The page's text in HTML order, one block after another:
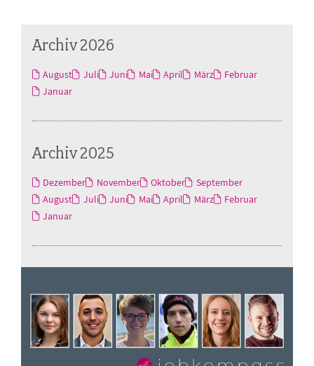
Archiv 2026
August Juli Juni Mai April März
Februar
Januar
Archiv 2025
Dezember November Oktober
September
August
Juli Juni Mai April März
Februar
Januar